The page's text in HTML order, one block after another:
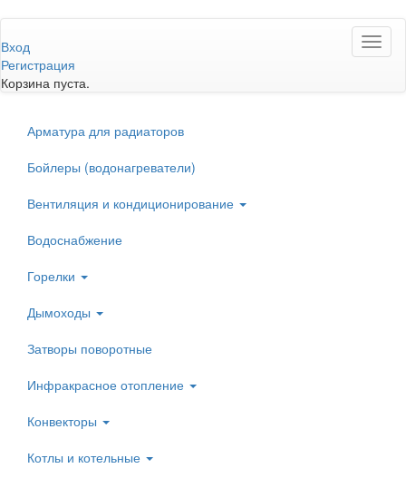
к
основному
содержанию
Вход
Регистрация
Корзина пуста.
Арматура для радиаторов
Бойлеры (водонагреватели)
Вентиляция и кондиционирование
Водоснабжение
Горелки
Дымоходы
Затворы поворотные
Инфракрасное отопление
Конвекторы
Котлы и котельные